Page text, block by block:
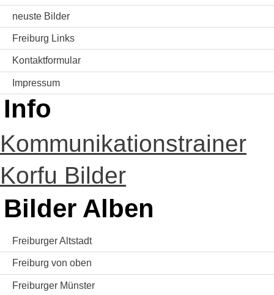
neuste Bilder
Freiburg Links
Kontaktformular
Impressum
Info
Kommunikationstrainer
Korfu Bilder
Bilder Alben
Freiburger Altstadt
Freiburg von oben
Freiburger Münster